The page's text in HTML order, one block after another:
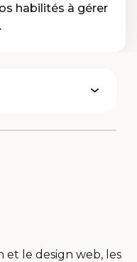
habilités à gérer
et le design web, les